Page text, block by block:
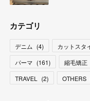
カテゴリ
デニム (4) カットスタ
パーマ (161) 縮毛矯正
TRAVEL
(2) OTHERS